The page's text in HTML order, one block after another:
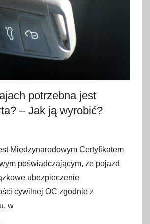
potrzebna jest
– Jak ją wyrobić?
Międzynarodowym Certyfikatem
poświadczającym, że pojazd
ubezpieczenie
cywilnej OC zgodnie z
w